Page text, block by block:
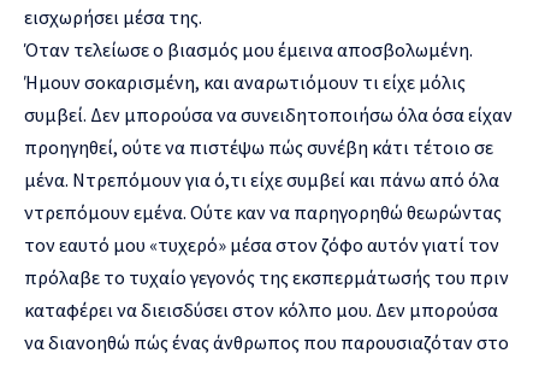
εισχωρήσει μέσα της.
Όταν τελείωσε ο βιασμός μου έμεινα αποσβολωμένη.
Ήμουν σοκαρισμένη, και αναρωτιόμουν τι είχε μόλις
συμβεί. Δεν μπορούσα να συνειδητοποιήσω όλα όσα είχαν
προηγηθεί, ούτε να πιστέψω πώς συνέβη κάτι τέτοιο σε
μένα. Ντρεπόμουν για ό,τι είχε συμβεί και πάνω από όλα
ντρεπόμουν εμένα. Ούτε καν να παρηγορηθώ θεωρώντας
τον εαυτό μου «τυχερό» μέσα στον ζόφο αυτόν γιατί τον
πρόλαβε το τυχαίο γεγονός της εκσπερμάτωσής του πριν
καταφέρει να διεισδύσει στον κόλπο μου. Δεν μπορούσα
να διανοηθώ πώς ένας άνθρωπος που παρουσιαζόταν στο